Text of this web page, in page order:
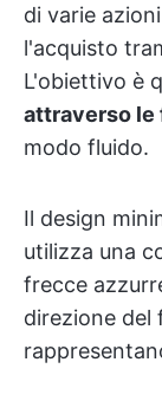
di varie
l'acquisto
L'obiettivo è
attraverso le
modo fluido.
Il design
utilizza una
frecce
direzione del